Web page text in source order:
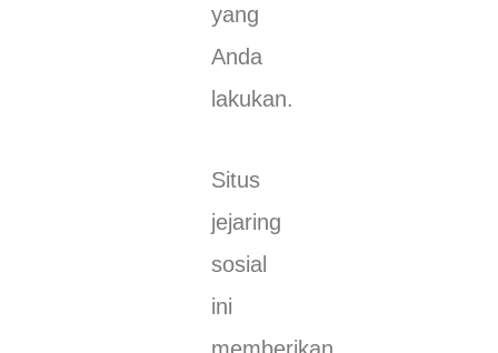
yang
Anda
lakukan.
Situs
jejaring
sosial
ini